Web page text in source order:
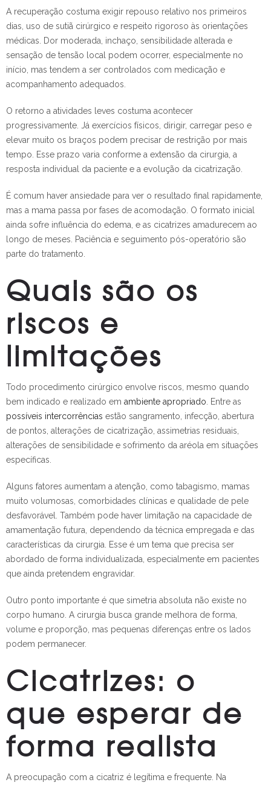
A recuperação costuma exigir repouso relativo nos primeiros
dias, uso de sutiã cirúrgico e respeito rigoroso às orientações
médicas. Dor moderada, inchaço, sensibilidade alterada e
sensação de tensão local podem ocorrer, especialmente no
início, mas tendem a ser controlados com medicação e
acompanhamento adequados.
O retorno a atividades leves costuma acontecer
progressivamente. Já exercícios físicos, dirigir, carregar peso e
elevar muito os braços podem precisar de restrição por mais
tempo. Esse prazo varia conforme a extensão da cirurgia, a
resposta individual da paciente e a evolução da cicatrização.
É comum haver ansiedade para ver o resultado final rapidamente,
mas a mama passa por fases de acomodação. O formato inicial
ainda sofre influência do edema, e as cicatrizes amadurecem ao
longo de meses. Paciência e seguimento pós-operatório são
parte do tratamento.
Quais são os
riscos e
limitações
Todo procedimento cirúrgico envolve riscos, mesmo quando
bem indicado e realizado em ambiente apropriado . Entre as
possíveis intercorrências estão sangramento, infecção, abertura
de pontos, alterações de cicatrização, assimetrias residuais,
alterações de sensibilidade e sofrimento da aréola em situações
específicas.
Alguns fatores aumentam a atenção, como tabagismo, mamas
muito volumosas, comorbidades clínicas e qualidade de pele
desfavorável. Também pode haver limitação na capacidade de
amamentação futura, dependendo da técnica empregada e das
características da cirurgia. Esse é um tema que precisa ser
abordado de forma individualizada, especialmente em pacientes
que ainda pretendem engravidar.
Outro ponto importante é que simetria absoluta não existe no
corpo humano. A cirurgia busca grande melhora de forma,
volume e proporção, mas pequenas diferenças entre os lados
podem permanecer.
Cicatrizes: o
que esperar de
forma realista
A preocupação com a cicatriz é legítima e frequente. Na